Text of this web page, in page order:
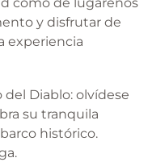
y disfrutar de
experiencia
del Diablo: olvídese
su tranquila
histórico.